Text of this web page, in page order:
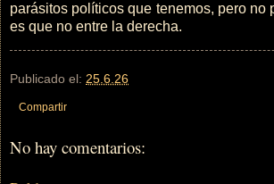
parásitos políticos que tenemos, pero no
es que no entre la derecha.
Publicado el: 25.6.26
Compartir
No hay comentarios: